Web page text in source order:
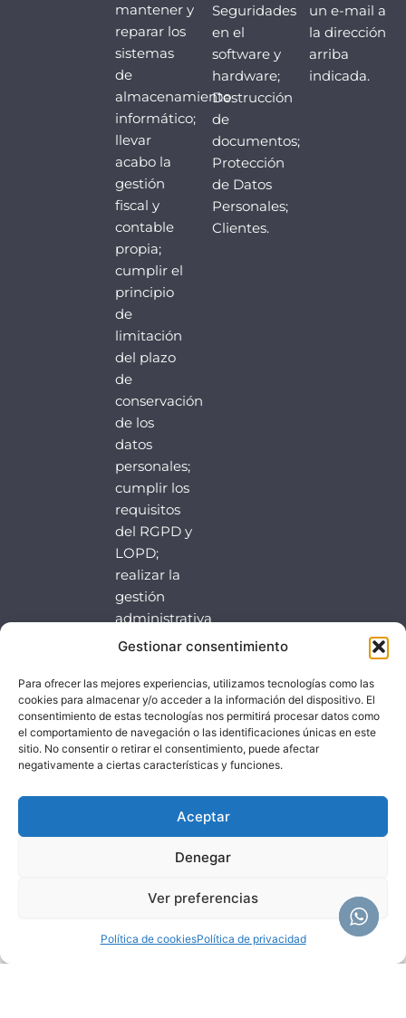
Gestionar consentimiento
Para ofrecer las mejores experiencias, utilizamos tecnologías como las
cookies para almacenar y/o acceder a la información del dispositivo. El
consentimiento de estas tecnologías nos permitirá procesar datos como
el comportamiento de navegación o las identificaciones únicas en este
sitio. No consentir o retirar el consentimiento, puede afectar
negativamente a ciertas características y funciones.
Aceptar
Denegar
Ver preferencias
Política de cookiesPolítica de privacidad
mantener y
reparar los
sistemas
de
almacenamiento
informático;
llevar
acabo la
gestión
fiscal y
contable
propia;
cumplir el
principio
de
limitación
del plazo
de
conservación
de los
datos
personales;
cumplir los
requisitos
del RGPD y
LOPD;
realizar la
gestión
administrativa
de
y llevar a
cabo la
venta o
prestación
del servicio
Seguridades
en el
software y
hardware;
Destrucción
de
documentos;
Protección
de Datos
Personales;
Clientes.
un e-mail a
la dirección
arriba
indicada.